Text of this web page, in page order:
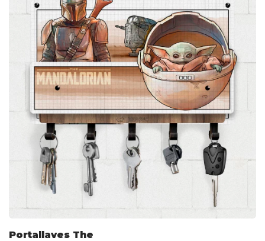
Portallaves The